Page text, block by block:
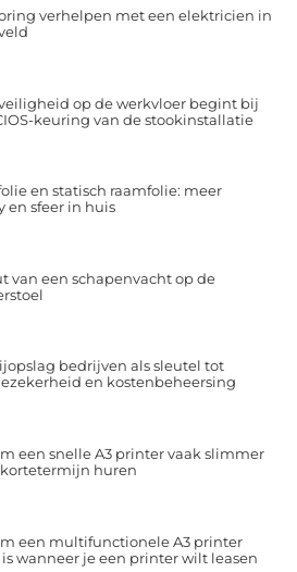
verhelpen met een elektricien in
op de werkvloer begint bij
keuring van de stookinstallatie
en statisch raamfolie: meer
en sfeer in huis
van een schapenvacht op de
bedrijven als sleutel tot
en kostenbeheersing
een snelle A3 printer vaak slimmer
kortetermijn huren
een multifunctionele A3 printer
wanneer je een printer wilt leasen